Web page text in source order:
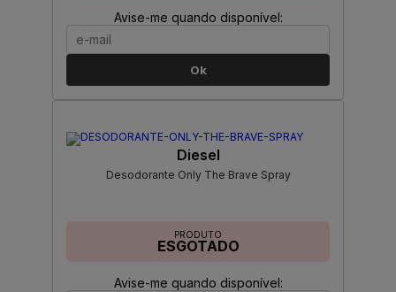
Avise-me quando disponível:
Ok
Diesel
Desodorante Only The Brave Spray
PRODUTO
ESGOTADO
Avise-me quando disponível: